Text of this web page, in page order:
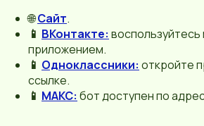
🌐Сайт.
📱 ВКонтакте:
приложением.
📱 Одноклассники: откройте
ссылке.
📱 МАКС: бот доступен по